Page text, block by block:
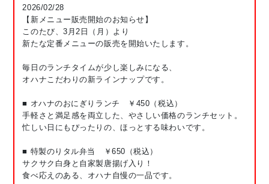
2026/02/28
【新メニュー販売開始のお知らせ】
このたび、3月2日（月）より
新たな定番メニューの販売を開始いたします。
毎日のランチタイムが少し楽しみになる、
オハナこだわりの新ラインナップです。
■ オハナのおにぎりランチ ￥450（税込）
手軽さと満足感を両立した、やさしい価格のランチセット。
忙しい日にもぴったりの、ほっとする味わいです。
■ 特製のりタル弁当 ￥650（税込）
サクサク白身と自家製唐揚げ入り！
食べ応えのある、オハナ自慢の一品です。